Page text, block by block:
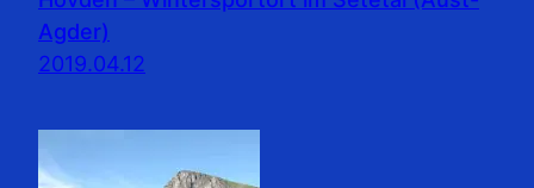
Agder)
2019.04.12